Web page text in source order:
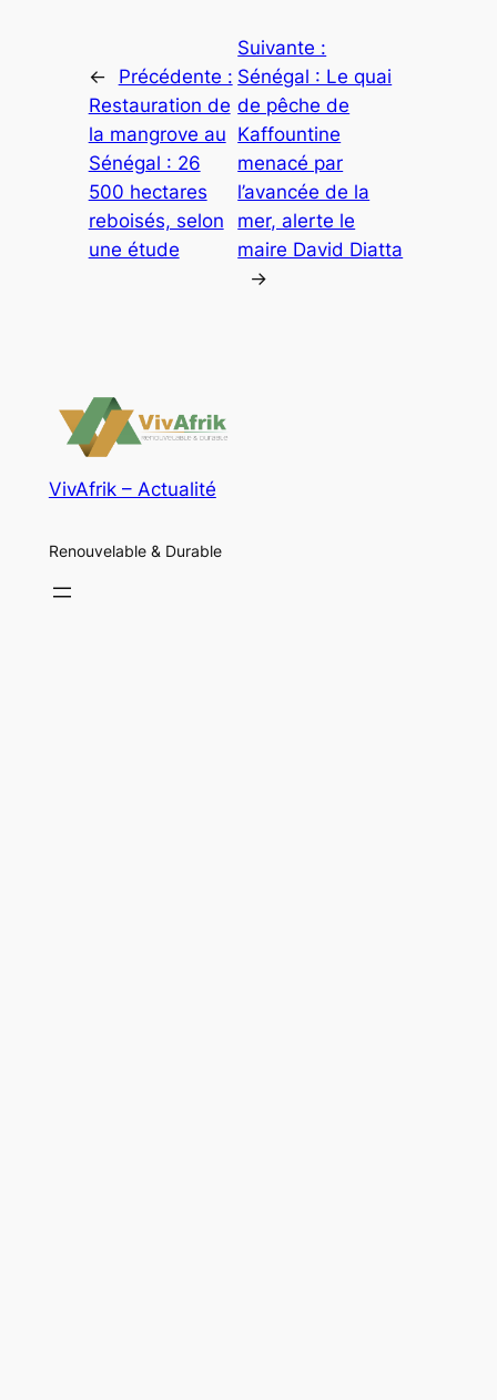
←
Précédente :
Restauration de
la mangrove au
Sénégal : 26
500 hectares
reboisés, selon
une étude
Suivante :
Sénégal : Le quai
de pêche de
Kaffountine
menacé par
l’avancée de la
mer, alerte le
maire David Diatta
→
VivAfrik – Actualité
Renouvelable & Durable